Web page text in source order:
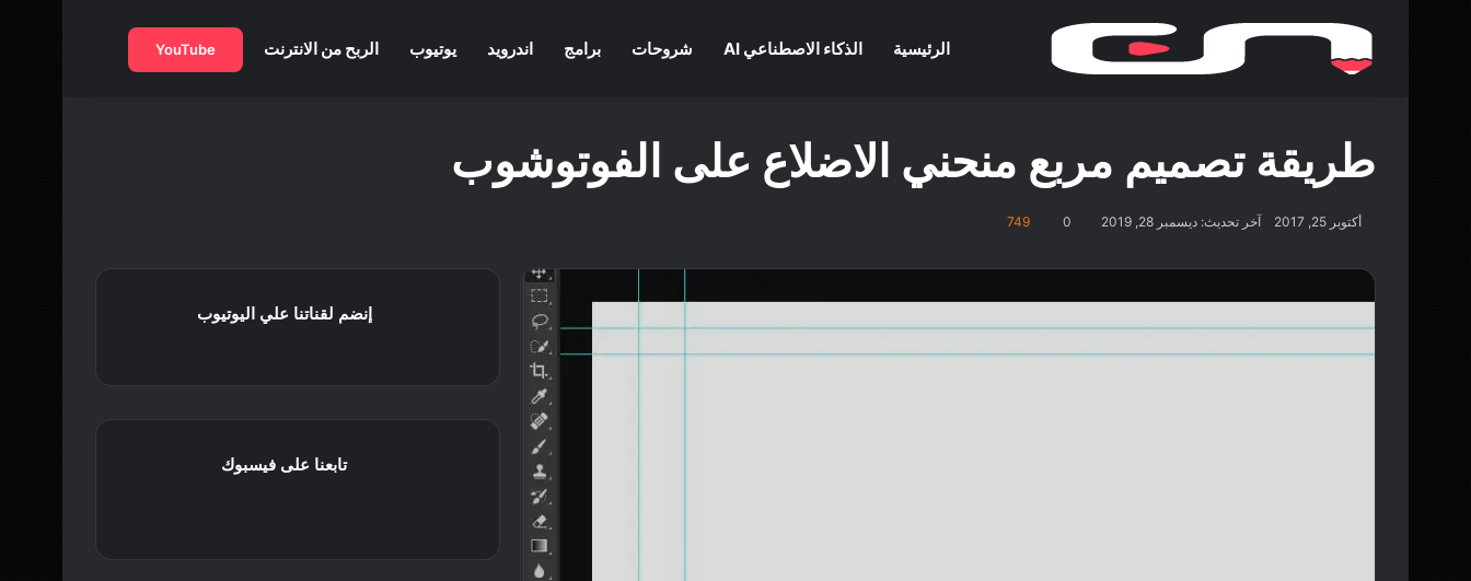
الرئيسية الذكاء الاصطناعي AI شروحات برامج اندرويد يوتيوب الربح من الانترنت YouTube
طريقة تصميم مربع منحني الاضلاع على الفوتوشوب
أكتوبر 25, 2017 آخر تحديث: ديسمبر 28, 2019 0
749
إنضم لقناتنا علي اليوتيوب
تابعنا على فيسبوك